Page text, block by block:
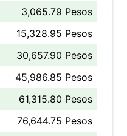
3,065.79 Pesos
15,328.95 Pesos
30,657.90 Pesos
45,986.85 Pesos
61,315.80 Pesos
76,644.75 Pesos